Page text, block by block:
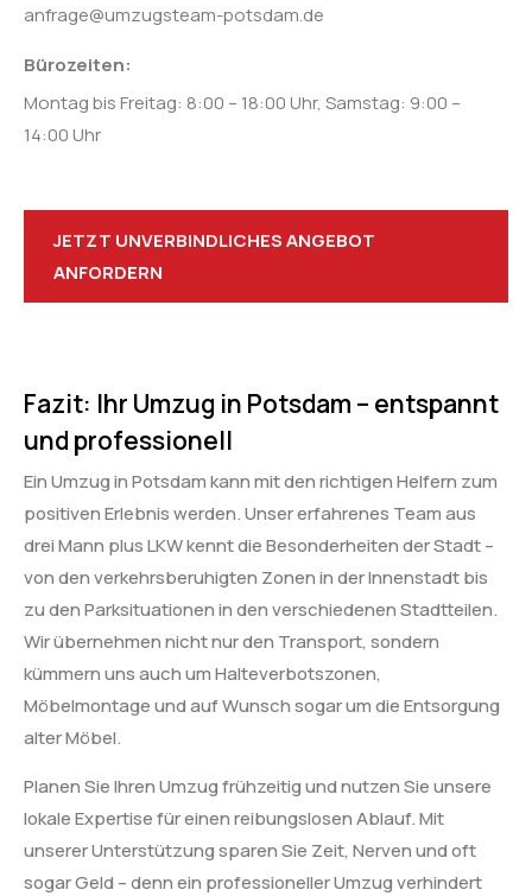
anfrage@umzugsteam-potsdam.de
Bürozeiten:
Montag bis Freitag: 8:00 – 18:00 Uhr, Samstag: 9:00 –
14:00 Uhr
JETZT UNVERBINDLICHES ANGEBOT
ANFORDERN
Fazit: Ihr Umzug in Potsdam – entspannt
und professionell
Ein Umzug in Potsdam kann mit den richtigen Helfern zum
positiven Erlebnis werden. Unser erfahrenes Team aus
drei Mann plus LKW kennt die Besonderheiten der Stadt –
von den verkehrsberuhigten Zonen in der Innenstadt bis
zu den Parksituationen in den verschiedenen Stadtteilen.
Wir übernehmen nicht nur den Transport, sondern
kümmern uns auch um Halteverbotszonen,
Möbelmontage und auf Wunsch sogar um die Entsorgung
alter Möbel.
Planen Sie Ihren Umzug frühzeitig und nutzen Sie unsere
lokale Expertise für einen reibungslosen Ablauf. Mit
unserer Unterstützung sparen Sie Zeit, Nerven und oft
sogar Geld – denn ein professioneller Umzug verhindert